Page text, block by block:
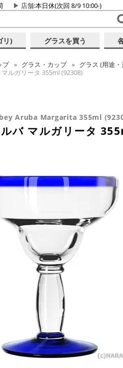
店舗:本日休(次回 8/9 10:00-)
リ) グラスを買う
プ グラス・カップ グラス (用途
マルガリータ 355ml (92308)
Aruba Margarita 355ml
ルバ マルガリータ